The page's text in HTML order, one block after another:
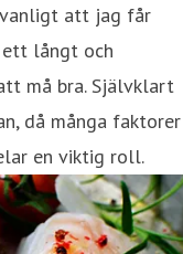
att jag får
ett långt och
må bra. Självklart
då många faktorer
en viktig roll.